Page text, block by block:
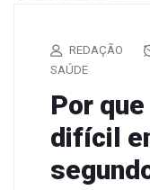
REDAÇÃO
SAÚDE
Por
difícil